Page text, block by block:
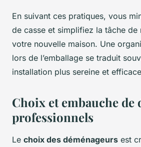
En suivant ces pratiques, vous
de casse et simplifiez la tâche de
votre nouvelle maison. Une
lors de l’emballage se traduit
installation plus sereine et
Choix et embauche de
professionnels
Le choix des déménageurs est